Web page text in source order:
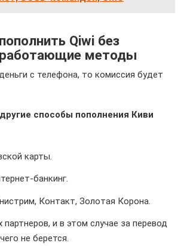
Qiwi без
методы
с телефона, то комиссия будет
способы пополнения Киви
карты.
банкинг.
Контакт, Золотая Корона.
партнеров, и в этом случае за перевод
не берется.